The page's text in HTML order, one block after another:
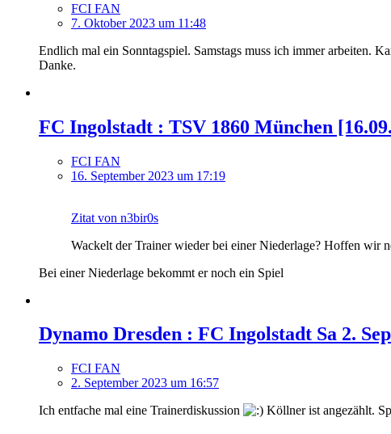
FCI FAN
7. Oktober 2023 um 11:48
Endlich mal ein Sonntagspiel. Samstags muss ich immer arbeiten.
Danke.
FC Ingolstadt : TSV 1860 München
FCI FAN
16. September 2023 um 17:19
Zitat von n3bir0s
Wackelt der Trainer wieder bei einer Niederlage? Hoffen wir
Bei einer Niederlage bekommt er noch ein Spiel
Dynamo Dresden : FC Ingolstadt Sa 2.
FCI FAN
2. September 2023 um 16:57
Ich entfache mal eine Trainerdiskussion
Köllner ist angezählt.